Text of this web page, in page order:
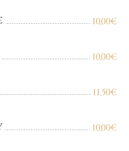
10,00€
10,00€
11,50€
10,00€